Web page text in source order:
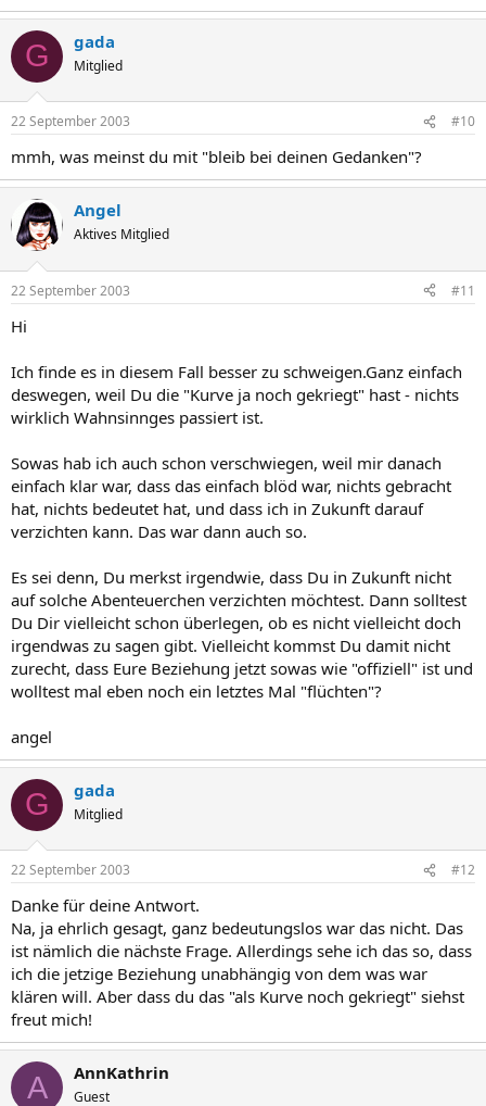
G gada
Mitglied
22 September 2003 #10
mmh, was meinst du mit "bleib bei deinen Gedanken"?
Angel
Aktives Mitglied
22 September 2003 #11
Hi
Ich finde es in diesem Fall besser zu schweigen.Ganz einfach
deswegen, weil Du die "Kurve ja noch gekriegt" hast - nichts
wirklich Wahnsinnges passiert ist.
Sowas hab ich auch schon verschwiegen, weil mir danach
einfach klar war, dass das einfach blöd war, nichts gebracht
hat, nichts bedeutet hat, und dass ich in Zukunft darauf
verzichten kann. Das war dann auch so.
Es sei denn, Du merkst irgendwie, dass Du in Zukunft nicht
auf solche Abenteuerchen verzichten möchtest. Dann solltest
Du Dir vielleicht schon überlegen, ob es nicht vielleicht doch
irgendwas zu sagen gibt. Vielleicht kommst Du damit nicht
zurecht, dass Eure Beziehung jetzt sowas wie "offiziell" ist und
wolltest mal eben noch ein letztes Mal "flüchten"?
angel
G gada
Mitglied
22 September 2003 #12
Danke für deine Antwort.
Na, ja ehrlich gesagt, ganz bedeutungslos war das nicht. Das
ist nämlich die nächste Frage. Allerdings sehe ich das so, dass
ich die jetzige Beziehung unabhängig von dem was war
klären will. Aber dass du das "als Kurve noch gekriegt" siehst
freut mich!
A AnnKathrin
Guest